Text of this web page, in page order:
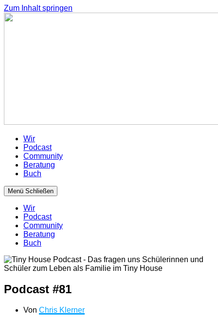
Zum Inhalt springen
Wir
Podcast
Community
Beratung
Buch
Menü Schließen
Wir
Podcast
Community
Beratung
Buch
Podcast #81
Von Chris Klerner